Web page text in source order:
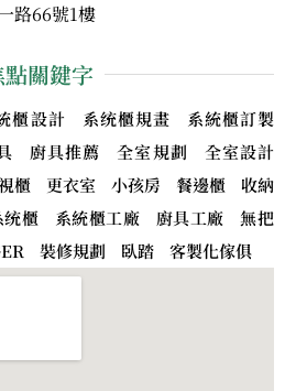
路66號1樓
點關鍵字
櫃設計 系统櫃規畫 系統櫃訂製
廚具推薦 全室規劃 全室設計
櫃 更衣室 小孩房 餐邊櫃 收納
櫃 系統櫃工廠 廚具工廠 無把
裝修規劃 臥踏 客製化傢俱